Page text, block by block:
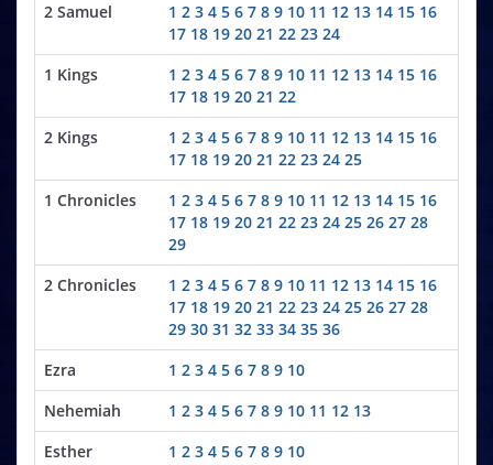
2 Samuel
1 2 3 4 5 6 7 8 9 10 11 12 13 14 15 16
17 18 19 20 21 22 23 24
1 Kings
1 2 3 4 5 6 7 8 9 10 11 12 13 14 15 16
17 18 19 20 21 22
2 Kings
1 2 3 4 5 6 7 8 9 10 11 12 13 14 15 16
17 18 19 20 21 22 23 24 25
1 Chronicles
1 2 3 4 5 6 7 8 9 10 11 12 13 14 15 16
17 18 19 20 21 22 23 24 25 26 27 28
29
2 Chronicles
1 2 3 4 5 6 7 8 9 10 11 12 13 14 15 16
17 18 19 20 21 22 23 24 25 26 27 28
29 30 31 32 33 34 35 36
Ezra
1 2 3 4 5 6 7 8 9 10
Nehemiah
1 2 3 4 5 6 7 8 9 10 11 12 13
Esther
1 2 3 4 5 6 7 8 9 10